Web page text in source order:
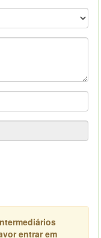
entrar em